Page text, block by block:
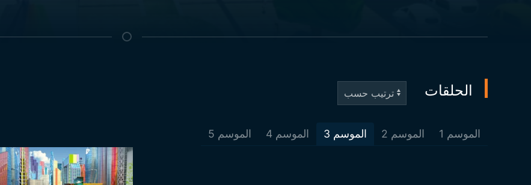
الحلقات
الموسم 1 الموسم 2 الموسم 3 الموسم 4 الموسم 5